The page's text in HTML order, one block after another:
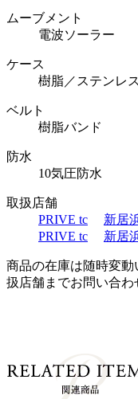
ムーブメント
電波ソーラー
ケース
樹脂／ステンレ
ベルト
樹脂バンド
防水
10気圧防水
取扱店舗
PRIVE tc
新居
PRIVE tc
新居
商品の在庫は随時変
扱店舗までお問い合わ